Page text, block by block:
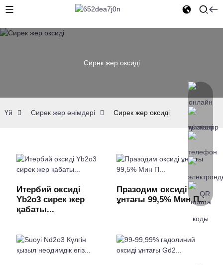
Сирек жер оксиді
Үй Сирек жер өнімдері Сирек жер оксиді
Итербий оксиді
Yb2o3 сирек жер
қабаты...
Празодим оксиді
ұнтағы 99,5% Мин П...